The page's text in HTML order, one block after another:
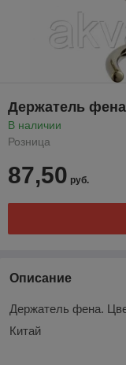
Держатель фена
В наличии
Розница
87,50 руб.
Описание
Держатель фена.
Китай